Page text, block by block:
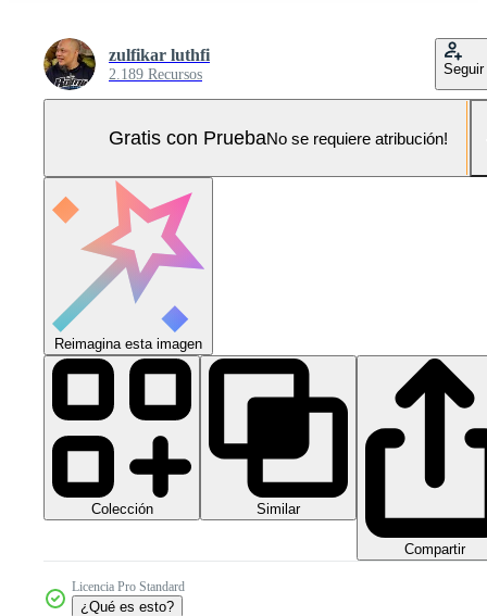
zulfikar luthfi
2.189 Recursos Seguir
Gratis con PruebaNo se requiere atribución!
Reimagina esta imagen
Colección Similar
Compartir
Licencia Pro Standard
¿Qué es esto?